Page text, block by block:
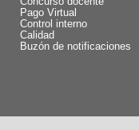
Pago Virtual
Control interno
Calidad
Buzón de notificaciones